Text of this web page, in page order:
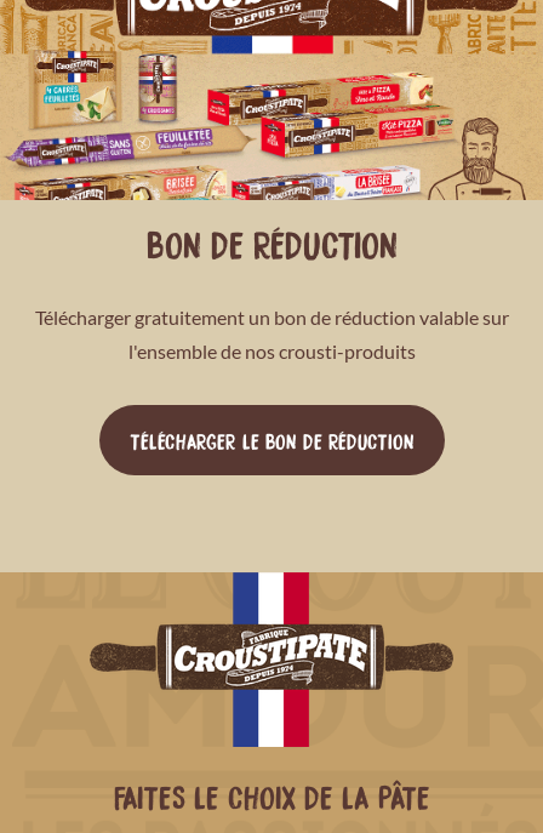
BON DE RÉDUCTION
Télécharger gratuitement un bon de réduction valable sur
l'ensemble de nos crousti-produits
TÉLÉCHARGER LE BON DE RÉDUCTION
FAITES LE CHOIX DE LA PÂTE